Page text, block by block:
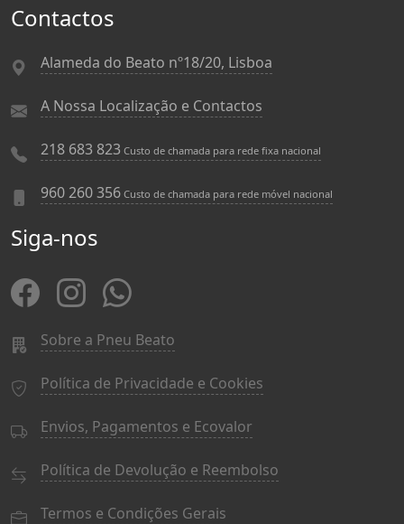
Contactos
Alameda do Beato nº18/20, Lisboa
A Nossa Localização e Contactos
218 683 823 Custo de chamada para rede fixa nacional
960 260 356 Custo de chamada para rede móvel nacional
Siga-nos
Sobre a Pneu Beato
Política de Privacidade e Cookies
Envios, Pagamentos e Ecovalor
Política de Devolução e Reembolso
Termos e Condições Gerais